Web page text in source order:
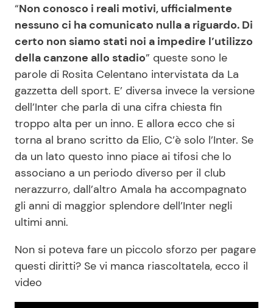
Disclaimer e Privacy
Redazione
Contattaci
Pubblicità
Privacy Policy
“Non conosco i reali motivi, ufficialmente
nessuno ci ha comunicato nulla a riguardo. Di
certo non siamo stati noi a impedire l’utilizzo
della canzone allo stadio” queste sono le
parole di Rosita Celentano intervistata da La
gazzetta dell sport. E’ diversa invece la versione
dell’Inter che parla di una cifra chiesta fin
troppo alta per un inno. E allora ecco che si
torna al brano scritto da Elio, C’è solo l’Inter. Se
da un lato questo inno piace ai tifosi che lo
associano a un periodo diverso per il club
nerazzurro, dall’altro Amala ha accompagnato
gli anni di maggior splendore dell’Inter negli
ultimi anni.
Non si poteva fare un piccolo sforzo per pagare
questi diritti? Se vi manca riascoltatela, ecco il
video